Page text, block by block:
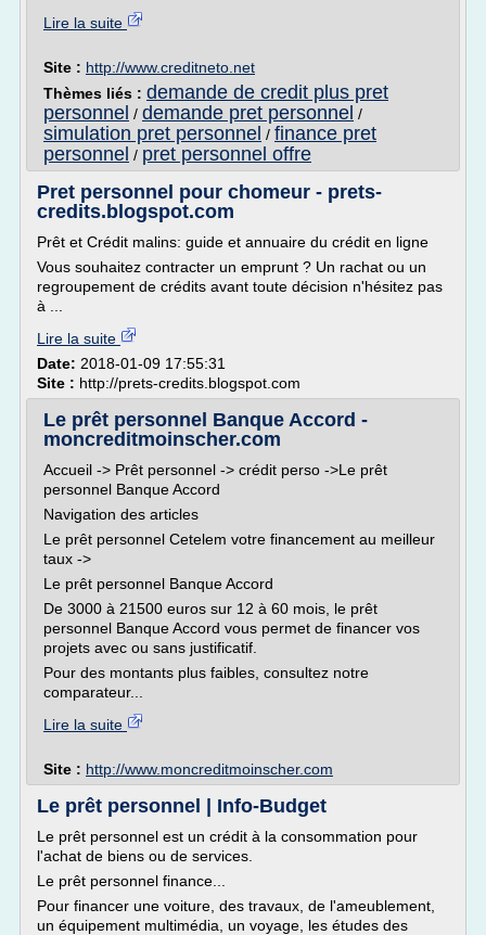
Lire la suite
Site : http://www.creditneto.net
Thèmes liés : demande de credit plus pret
personnel / demande pret personnel /
simulation pret personnel / finance pret
personnel / pret personnel offre
Pret personnel pour chomeur - prets-
credits.blogspot.com
Prêt et Crédit malins: guide et annuaire du crédit en ligne
Vous souhaitez contracter un emprunt ? Un rachat ou un
regroupement de crédits avant toute décision n'hésitez pas
à ...
Lire la suite
Date: 2018-01-09 17:55:31
Site : http://prets-credits.blogspot.com
Le prêt personnel Banque Accord -
moncreditmoinscher.com
Accueil -> Prêt personnel -> crédit perso ->Le prêt
personnel Banque Accord
Navigation des articles
Le prêt personnel Cetelem votre financement au meilleur
taux ->
Le prêt personnel Banque Accord
De 3000 à 21500 euros sur 12 à 60 mois, le prêt
personnel Banque Accord vous permet de financer vos
projets avec ou sans justificatif.
Pour des montants plus faibles, consultez notre
comparateur...
Lire la suite
Site : http://www.moncreditmoinscher.com
Le prêt personnel | Info-Budget
Le prêt personnel est un crédit à la consommation pour
l'achat de biens ou de services.
Le prêt personnel finance...
Pour financer une voiture, des travaux, de l'ameublement,
un équipement multimédia, un voyage, les études des